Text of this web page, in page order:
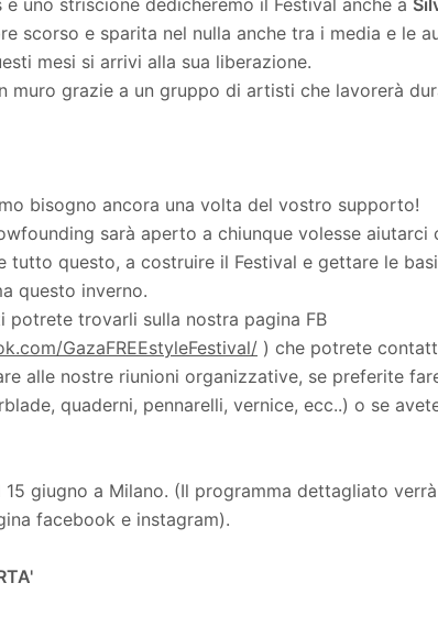
e uno striscione dedicheremo il Festival anche a
scorso e sparita nel nulla anche tra i media e le
mesi si arrivi alla sua liberazione.
muro grazie a un gruppo di artisti che lavorerà
bisogno ancora una volta del vostro supporto!
sarà aperto a chiunque volesse aiutarci
tutto questo, a costruire il Festival e gettare le
questo inverno.
potrete trovarli sulla nostra pagina FB
GazaFREEstyleFestival/ ) che potrete
alle nostre riunioni organizzative, se preferite
quaderni, pennarelli, vernice, ecc..) o se
giugno a Milano. (Il programma dettagliato
facebook e instagram).